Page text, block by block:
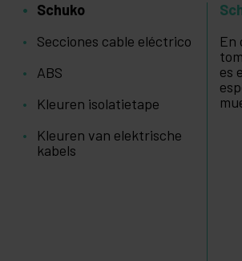
Schuko
Secciones cable eléctrico
ABS
Kleuren isolatietape
Kleuren van elektrische
kabels
En
es